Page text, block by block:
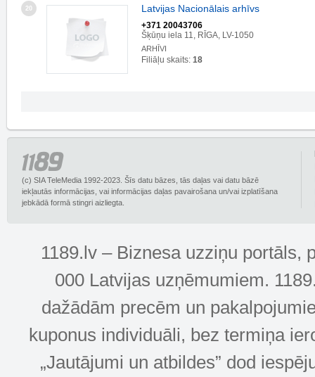
20 Latvijas Nacionālais arhīvs
+371 20043706
Šķūņu iela 11, RĪGA, LV-1050
ARHĪVI
Filiāļu skaits: 18
(c) SIA TeleMedia 1992-2023. Šīs datu bāzes, tās daļas vai datu bāzē
iekļautās informācijas, vai informācijas daļas pavairošana un/vai izplatīšana
jebkādā formā stingri aizliegta.
1189.lv – Biznesa uzziņu portāls,
000 Latvijas uzņēmumiem.
dažādām precēm un
kuponus individuāli, bez termiņa
„Jautājumi un atbildes” dod